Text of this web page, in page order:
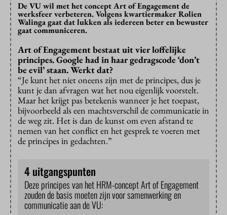
De VU wil met het concept Art of Engagement de
werksfeer verbeteren. Volgens kwartiermaker Rolien
Walinga gaat dat lukken als iedereen beter en bewuster
gaat communiceren.
Art of Engagement bestaat uit vier loffelijke
principes. Google had in haar gedragscode ‘don’t
be evil’ staan. Werkt dat?
“Je kunt het niet oneens zijn met de principes, dus je
kunt je dan afvragen wat het nou eigenlijk voorstelt.
Maar het krijgt pas betekenis wanneer je het toepast,
bijvoorbeeld als een machtsverschil de communicatie in
de weg zit. Het is dan de kunst om even afstand te
nemen van het conflict en het gesprek te voeren met
de principes in gedachten.”
4 uitgangspunten
Deze principes van het HRM-concept Art of Engagement
zouden de basis moeten zijn voor samenwerking en
communicatie aan de VU: